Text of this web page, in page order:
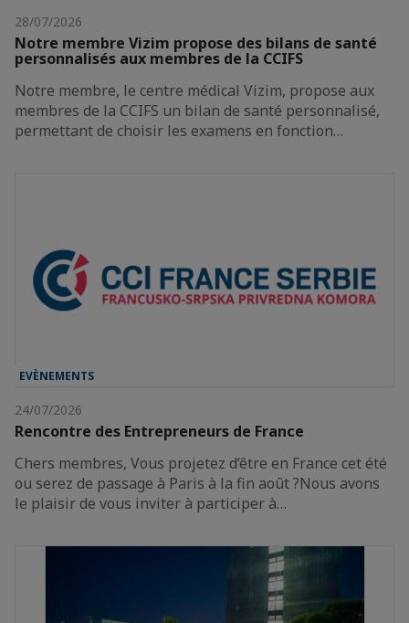
28/07/2026
Notre membre Vizim propose des bilans de santé
personnalisés aux membres de la CCIFS
Notre membre, le centre médical Vizim, propose aux
membres de la CCIFS un bilan de santé personnalisé,
permettant de choisir les examens en fonction…
EVÈNEMENTS
24/07/2026
Rencontre des Entrepreneurs de France
Chers membres, Vous projetez d’être en France cet été
ou serez de passage à Paris à la fin août ?Nous avons
le plaisir de vous inviter à participer à…